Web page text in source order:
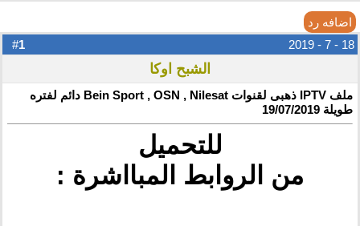
اضافه رد
1 18 - 7 - 2019
الشبح اوكا
ملف IPTV ذهبى لقنوات Bein Sport , OSN , Nilesat دائم لفتره
طويلة 19/07/2019
للتحميل
من الروابط المبااشرة :